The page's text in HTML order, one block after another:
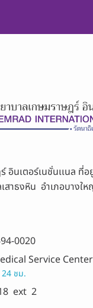
อินเตอร์เนชั่นเเนล ที่
สาธงหิน อำเภอบาง
0020
Service Center
ชม.
ext 2